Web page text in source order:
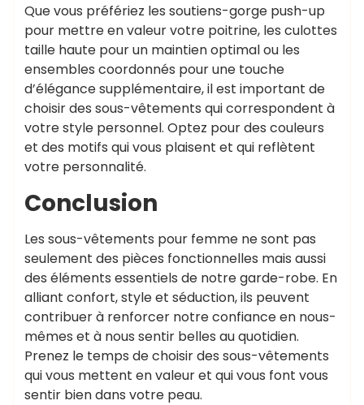
Que vous préfériez les soutiens-gorge push-up
pour mettre en valeur votre poitrine, les culottes
taille haute pour un maintien optimal ou les
ensembles coordonnés pour une touche
d’élégance supplémentaire, il est important de
choisir des sous-vêtements qui correspondent à
votre style personnel. Optez pour des couleurs
et des motifs qui vous plaisent et qui reflètent
votre personnalité.
Conclusion
Les sous-vêtements pour femme ne sont pas
seulement des pièces fonctionnelles mais aussi
des éléments essentiels de notre garde-robe. En
alliant confort, style et séduction, ils peuvent
contribuer à renforcer notre confiance en nous-
mêmes et à nous sentir belles au quotidien.
Prenez le temps de choisir des sous-vêtements
qui vous mettent en valeur et qui vous font vous
sentir bien dans votre peau.